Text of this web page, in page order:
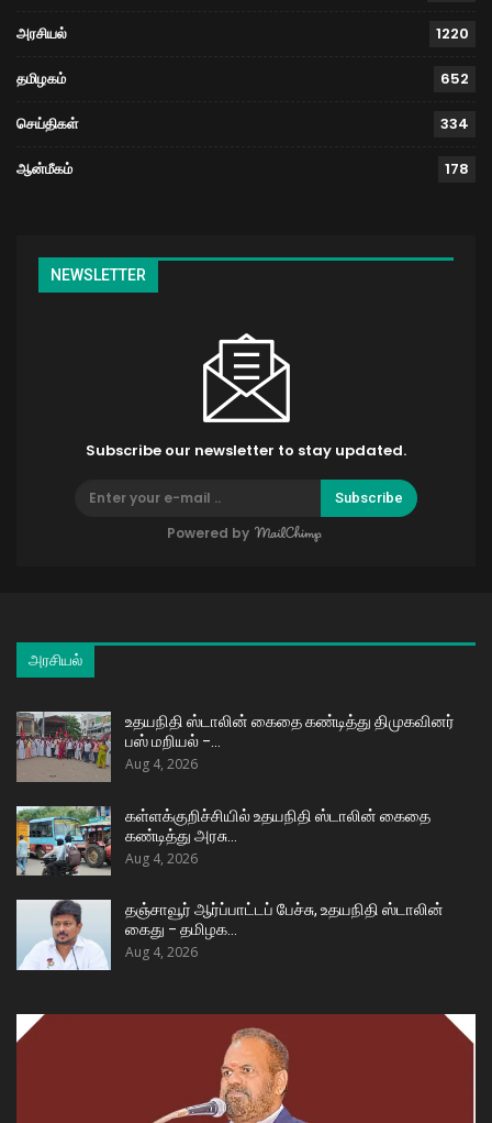
அரசியல் 1220
தமிழகம் 652
செய்திகள் 334
ஆன்மீகம் 178
NEWSLETTER
Subscribe our newsletter to stay updated.
Subscribe
Powered by
அரசியல்
உதயநிதி ஸ்டாலின் கைதை கண்டித்து திமுகவினர்
பஸ் மறியல் –…
Aug 4, 2026
கள்ளக்குறிச்சியில் உதயநிதி ஸ்டாலின் கைதை
கண்டித்து அரசு…
Aug 4, 2026
தஞ்சாவூர் ஆர்ப்பாட்டப் பேச்சு, உதயநிதி ஸ்டாலின்
கைது – தமிழக…
Aug 4, 2026